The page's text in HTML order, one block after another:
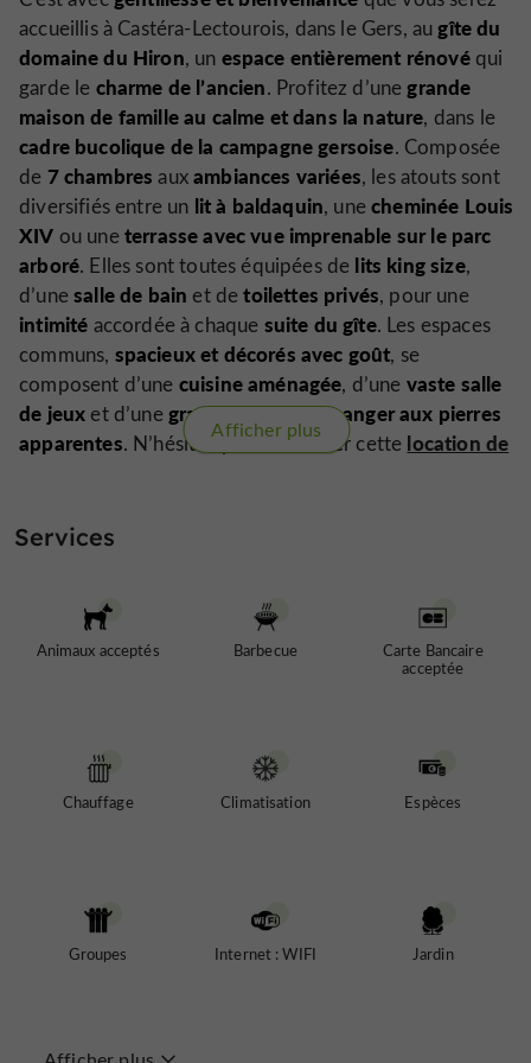
accueillis à Castéra-Lectourois, dans le Gers, augîte du
domaine du Hiron, un espace entièrement rénovéqui
garde le charme de l’ancien. Profitez d’unegrande
maison de famille au calme et dans la nature, dans le
cadre bucolique de la campagne gersoise. Composée
de 7 chambres auxambiances variées, les atouts sont
diversifiés entre un lit à baldaquin, unecheminée Louis
XIV ou uneterrasse avec vue imprenable sur le parc
arboré. Elles sont toutes équipées de lits king size,
d’unesalle de bain et detoilettes privés, pour une
intimité accordée à chaque suite du gîte. Les espaces
communs, spacieux et décorés avec goût, se
composent d’une cuisine aménagée, d’une vaste salle
de jeuxet d’unegrandiose salle à manger aux pierres
apparentes. N’hésitez plus à réserver cette location de
Spa avec jacuzzi et vue panoramique sur les vallons
Afficher plus
Services
Animaux acceptés Barbecue
Carte Bancaire
acceptée
Chauffage Climatisation Espèces
Groupes Internet : WIFI Jardin